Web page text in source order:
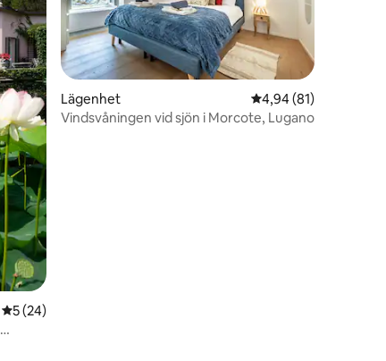
5 av 5 i genomsnittligt betyg, 24 omdömen
5 (24)
Lägenhet 4,94 av 5 i
4,94 (81)
Vindsvåningen vid sjön i Morcote, Lugano